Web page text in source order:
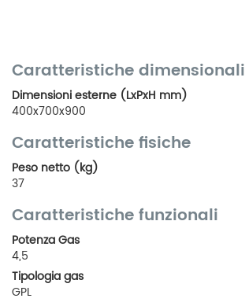
Caratteristiche dimensionali
Dimensioni esterne (LxPxH mm)
400x700x900
Caratteristiche fisiche
Peso netto (kg)
37
Caratteristiche funzionali
Potenza Gas
4,5
Tipologia gas
GPL